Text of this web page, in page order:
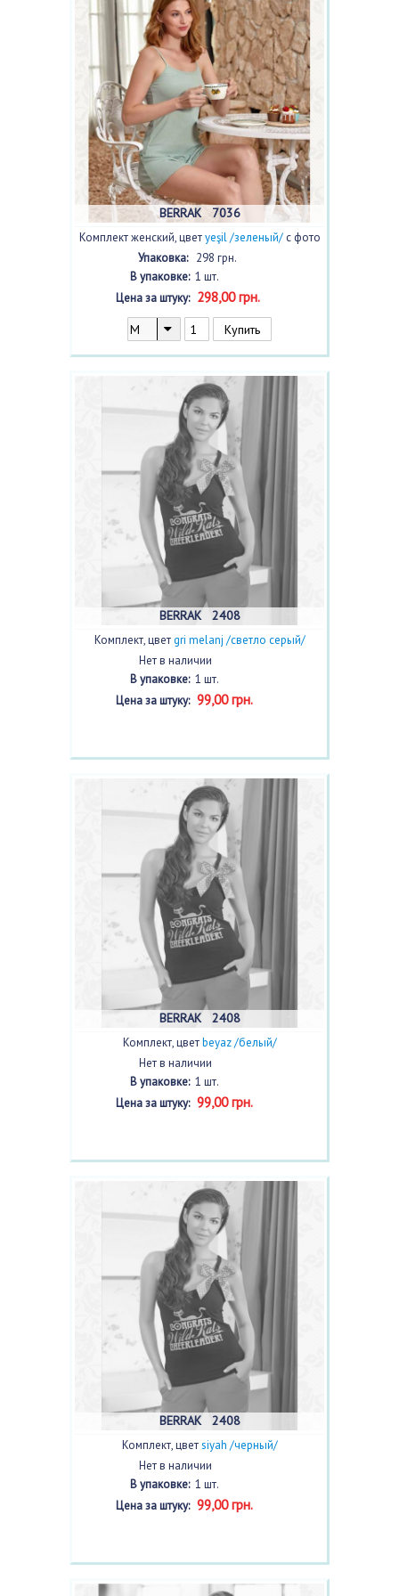
BERRAK 7036
Комплект женский, цветyeşil /зеленый/с фото
Упаковка: 298 грн.
В упаковке:1 шт.
Цена за штуку:298,00 грн.
BERRAK 2408
Комплект, цветgri melanj /светло серый/
Нет в наличии
В упаковке:1 шт.
Цена за штуку:99,00 грн.
BERRAK 2408
Комплект, цветbeyaz /белый/
Нет в наличии
В упаковке:1 шт.
Цена за штуку:99,00 грн.
BERRAK 2408
Комплект, цветsiyah /черный/
Нет в наличии
В упаковке:1 шт.
Цена за штуку:99,00 грн.